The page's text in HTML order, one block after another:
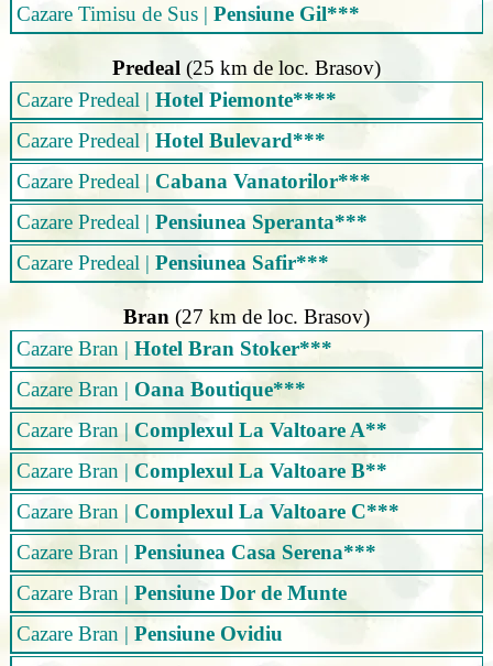
Cazare Timisu de Sus | Pensiune Gil***
Predeal (25 km de loc. Brasov)
Cazare Predeal | Hotel Piemonte****
Cazare Predeal | Hotel Bulevard***
Cazare Predeal | Cabana Vanatorilor***
Cazare Predeal | Pensiunea Speranta***
Cazare Predeal | Pensiunea Safir***
Bran (27 km de loc. Brasov)
Cazare Bran | Hotel Bran Stoker***
Cazare Bran | Oana Boutique***
Cazare Bran | Complexul La Valtoare A**
Cazare Bran | Complexul La Valtoare B**
Cazare Bran | Complexul La Valtoare C***
Cazare Bran | Pensiunea Casa Serena***
Cazare Bran | Pensiune Dor de Munte
Cazare Bran | Pensiune Ovidiu